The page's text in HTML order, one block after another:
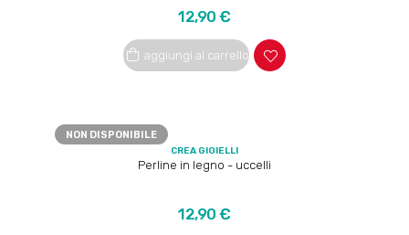
Prezzo
12,90 €
aggiungi al carrello
NON DISPONIBILE
CREA GIOIELLI
Perline in legno - uccelli
Prezzo
12,90 €